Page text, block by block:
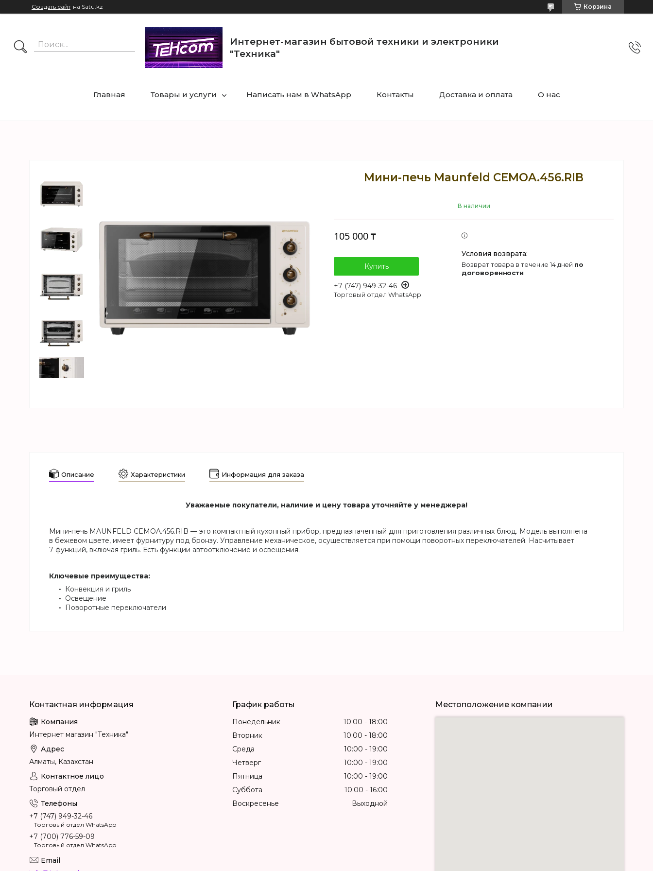
Создать сайт на Satu.kz Корзина
Интернет-магазин бытовой техники и электроники
"Техника"
Главная Товары и услуги Написать нам в WhatsApp Контакты Доставка и оплата О нас
Мини-печь Maunfeld CEMOA.456.RIB
В наличии
105 000 ₸
Купить
+7 (747) 949-32-46
Торговый отдел WhatsApp
возврат товара в течение 14 дней по
договоренности
Описание Характеристики Информация для заказа
Уважаемые покупатели, наличие и цену товара уточняйте у менеджера!
Мини-печь MAUNFELD CEMOA.456.RIB — это компактный кухонный прибор, предназначенный для приготовления различных блюд. Модель выполнена
в бежевом цвете, имеет фурнитуру под бронзу. Управление механическое, осуществляется при помощи поворотных переключателей. Насчитывает
7 функций, включая гриль. Есть функции автоотключение и освещения.
Ключевые преимущества:
Конвекция и гриль
Освещение
Поворотные переключатели
Интернет магазин "Техника"
Алматы, Казахстан
Торговый отдел
+7 (747) 949-32-46
Торговый отдел WhatsApp
+7 (700) 776-59-09
Торговый отдел WhatsApp
График работы
Понедельник 10:00
18:00
Вторник
10:00
18:00
Среда
10:00
19:00
Четверг
10:00
19:00
Пятница
10:00
19:00
Суббота
10:00
16:00
Воскресенье
Выходной
Местоположение компании